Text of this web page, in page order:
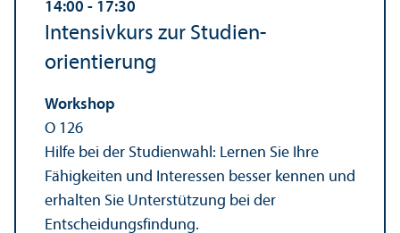
14:00 ‐ 17:30
Intensivkurs zur Studien­
orientierung
Workshop
O 126
Hilfe bei der Studien­wahl: Lernen Sie Ihre
Fähigkeiten und Interessen besser kennen und
erhalten Sie Unter­stützung bei der
Entscheidungs­findung.